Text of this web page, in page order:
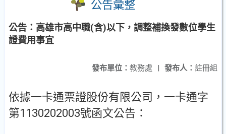
公告彙整
公告：高雄市高中職(含)以下，調整補換發數位學生
證費用事宜
發布人： 註冊組
發布單位： 教務處 |
依據一卡通票證股份有限公司，一卡通字
第1130202003號函文公告：